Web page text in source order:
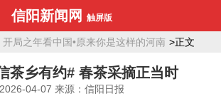
信阳新闻网 触屏版
开局之年看中国•原来你是这样的河南 >正文
茶乡有约# 春茶采摘正当时
2026-04-07 来源：信阳日报